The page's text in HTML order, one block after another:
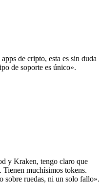
de cripto, esta es sin duda
de soporte es único».
y Kraken, tengo claro que
muchísimos tokens.
sobre ruedas, ni un solo fallo».